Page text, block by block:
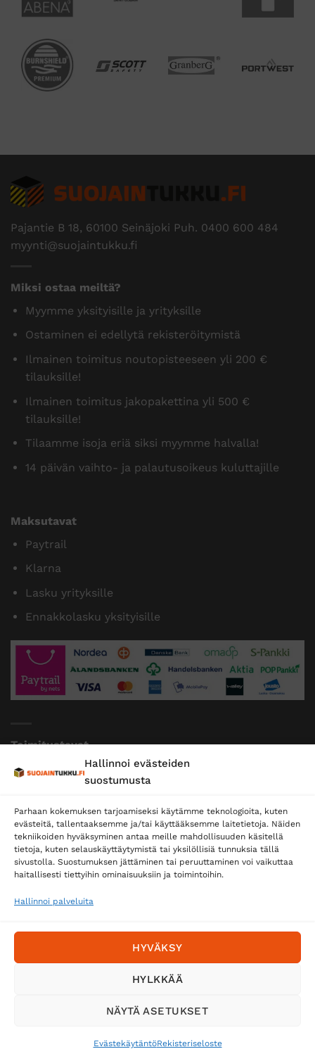
Hallinnoi evästeiden
suostumusta
Parhaan kokemuksen tarjoamiseksi käytämme teknologioita, kuten
evästeitä, tallentaaksemme ja/tai käyttääksemme laitetietoja. Näiden
tekniikoiden hyväksyminen antaa meille mahdollisuuden käsitellä
tietoja, kuten selauskäyttäytymistä tai yksilöllisiä tunnuksia tällä
sivustolla. Suostumuksen jättäminen tai peruuttaminen voi vaikuttaa
haitallisesti tiettyihin ominaisuuksiin ja toimintoihin.
Hallinnoi palveluita
HYVÄKSY
HYLKKÄÄ
NÄYTÄ ASETUKSET
EvästekäytäntöRekisteriseloste
Pajantie B 18, 60100 Seinäjoki Puh. 0400 600 484
myynti@suojaintukku.fi
Miksi ostaa meiltä?
Myymme yksityisille ja yrityksille
Ostaminen ei edellytä rekisteröitymistä
Ilmainen toimitus noutopisteeseen yli 200 €
tilauksille!
Ilmainen toimitus jakopakettina yli 500 €
tilauksille!
Tilaamme isoja eriä siksi myymme halvalla!
14 päivän vaihto- ja palautusoikeus kuluttajille
Maksutavat
Paytrail
Klarna
Lasku yrityksille
Ennakkolasku yksityisille
Toimitustavat
Posti
Postnord
Tilaa uutiskirje ja saat erikoisalennuksia